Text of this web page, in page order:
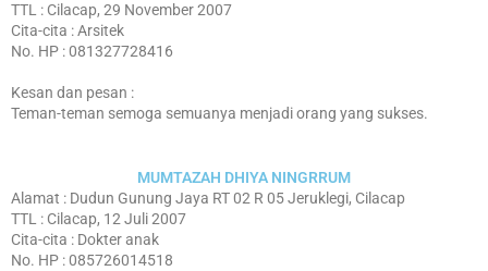
TTL : Cilacap, 29 November 2007
Cita-cita : Arsitek
No. HP : 081327728416
Kesan dan pesan :
Teman-teman semoga semuanya menjadi orang yang sukses.
MUMTAZAH DHIYA NINGRRUM
Alamat : Dudun Gunung Jaya RT 02 R 05 Jeruklegi, Cilacap
TTL : Cilacap, 12 Juli 2007
Cita-cita : Dokter anak
No. HP : 085726014518